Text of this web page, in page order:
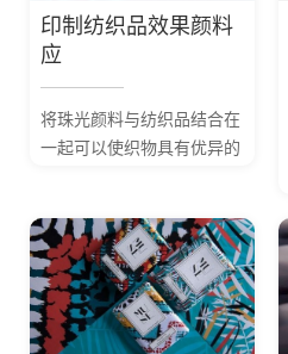
印制纺织品效果颜料
应
将珠光颜料与纺织品结合在
一起可以使织物具有优异的
加人到印花色浆
中，印制在纺织
品上经过后处理可以...